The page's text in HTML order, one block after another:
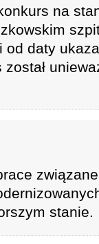
na
od daty
stanie.